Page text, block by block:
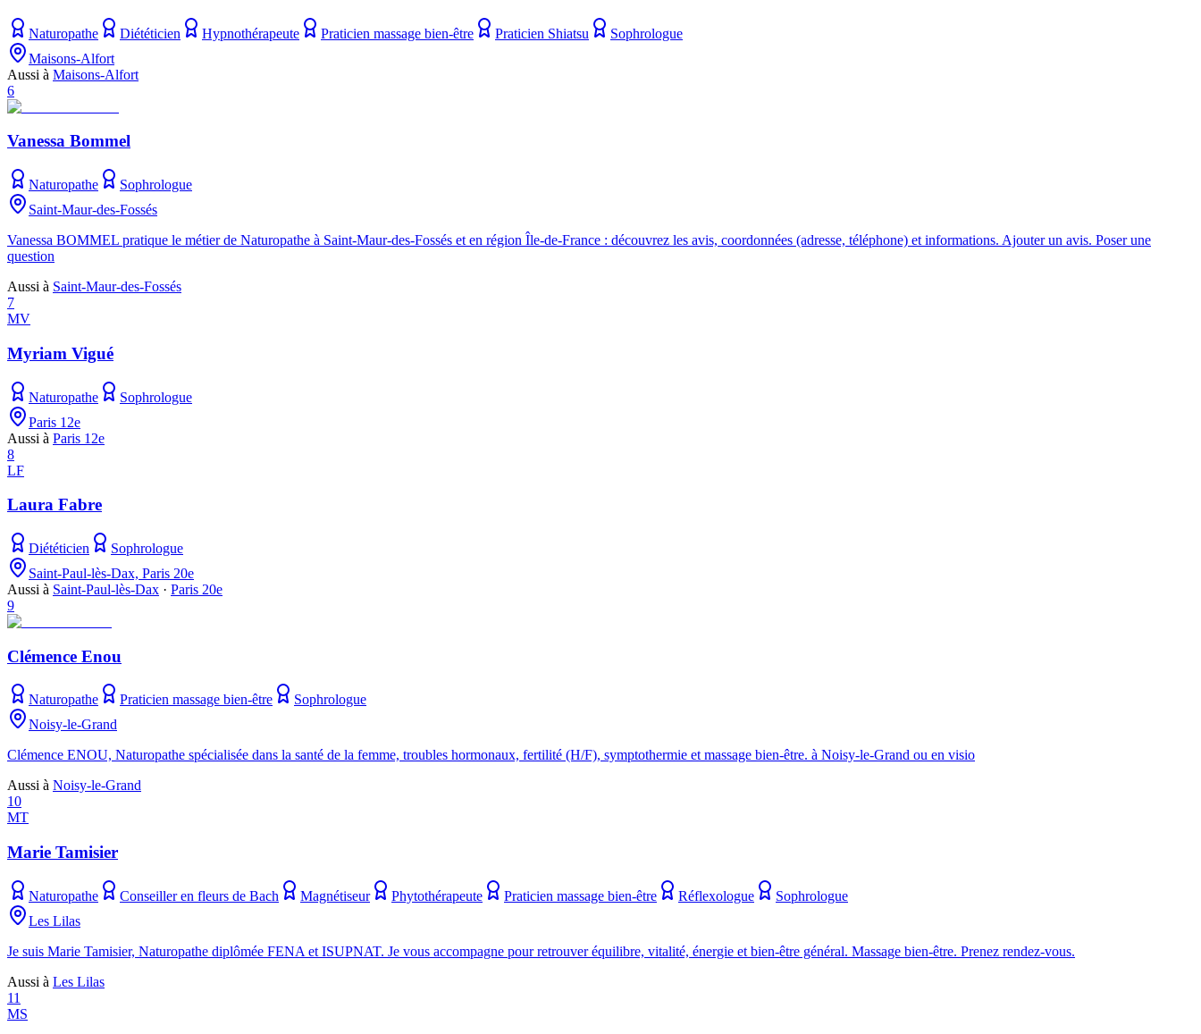
Naturopathe Diététicien Hypnothérapeute Praticien massage bien-être Praticien Shiatsu
Sophrologue
Maisons-Alfort
Aussi à Maisons-Alfort
6
Vanessa Bommel
Naturopathe
Sophrologue
Saint-Maur-des-Fossés
Vanessa BOMMEL pratique le métier de Naturopathe à Saint-Maur-des-Fossés et en région Île-de-France : découvrez les avis, coordonnées (adresse, téléphone) et informations. Ajouter un avis. Poser une
question
Aussi à Saint-Maur-des-Fossés
7
MV
Myriam Vigué
Naturopathe
Sophrologue
Paris 12e
Aussi à Paris 12e
8
LF
Laura Fabre
Diététicien
Sophrologue
Saint-Paul-lès-Dax, Paris 20e
Aussi à Saint-Paul-lès-Dax · Paris 20e
9
Clémence Enou
Naturopathe Praticien massage bien-être
Sophrologue
Noisy-le-Grand
Clémence ENOU, Naturopathe spécialisée dans la santé de la femme, troubles hormonaux, fertilité (H/F), symptothermie et massage bien-être. à Noisy-le-Grand ou en visio
Aussi à Noisy-le-Grand
10
MT
Marie Tamisier
Naturopathe Conseiller en fleurs de Bach Magnétiseur Phytothérapeute Praticien massage bien-être Réflexologue
Sophrologue
Les Lilas
Je suis Marie Tamisier, Naturopathe diplômée FENA et ISUPNAT. Je vous accompagne pour retrouver équilibre, vitalité, énergie et bien-être général. Massage bien-être. Prenez rendez-vous.
Aussi à Les Lilas
11
MS